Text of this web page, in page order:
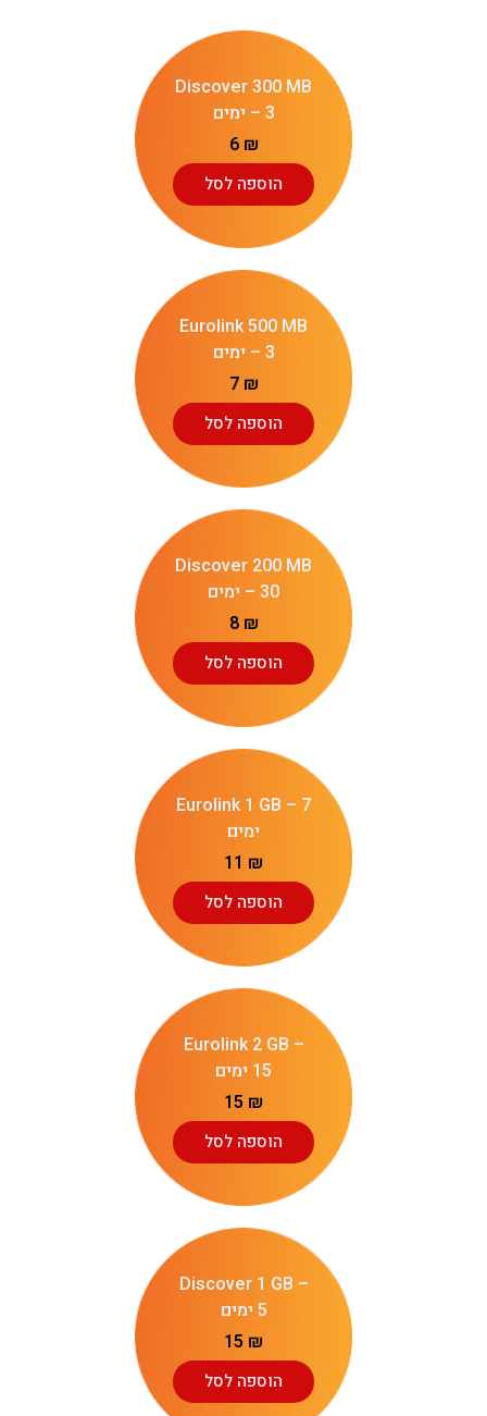
Discover 300 MB
– 3 ימים
6 ₪
הוספה לסל
Eurolink 500 MB
– 3 ימים
7 ₪
הוספה לסל
Discover 200 MB
– 30 ימים
8 ₪
הוספה לסל
Eurolink 1 GB – 7
ימים
11 ₪
הוספה לסל
Eurolink 2 GB –
15 ימים
15 ₪
הוספה לסל
Discover 1 GB –
5 ימים
15 ₪
הוספה לסל